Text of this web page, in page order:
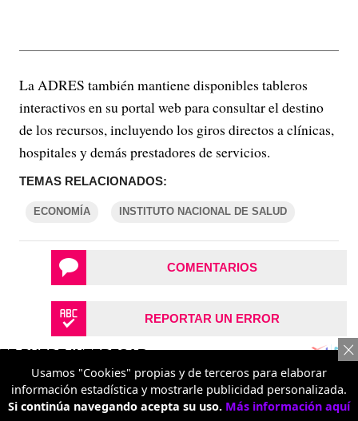
La ADRES también mantiene disponibles tableros
interactivos en su portal web para consultar el destino
de los recursos, incluyendo los giros directos a clínicas,
hospitales y demás prestadores de servicios.
TEMAS RELACIONADOS:
ECONOMÍA INSTITUTO NACIONAL DE SALUD
COMENTARIOS
REPORTAR UN ERROR
Usamos "Cookies" propias y de terceros para elaborar
información estadística y mostrarle publicidad personalizada.
Si continúa navegando acepta su uso. Más información aquí